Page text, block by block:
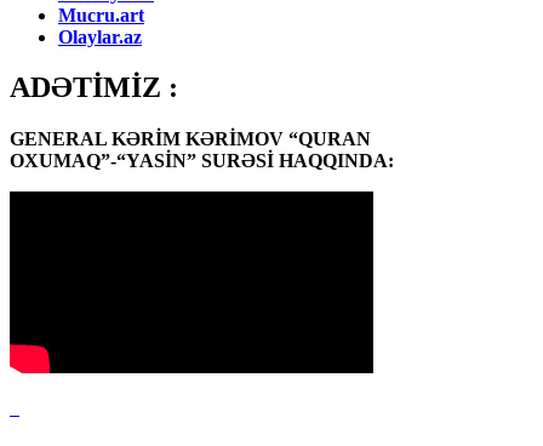
Mucru.art
Olaylar.az
ADƏTİMİZ :
GENERAL KƏRİM KƏRİMOV “QURAN
OXUMAQ”-“YASİN” SURƏSİ HAQQINDA: